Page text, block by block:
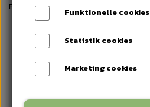
Forside LYKØNSKNINGSKORT
Funktionelle cookies
Statistik cookies
Marketing cookies